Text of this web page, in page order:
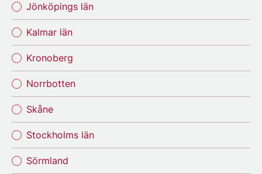
Jönköpings län
Kalmar län
Kronoberg
Norrbotten
Skåne
Stockholms län
Sörmland